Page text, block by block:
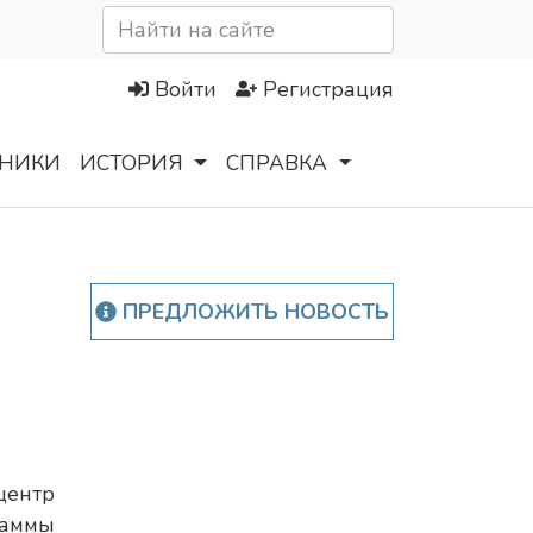
Войти Регистрация
ИСТОРИЯ СПРАВКА
ПРЕДЛОЖИТЬ НОВОСТЬ